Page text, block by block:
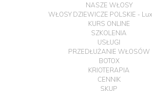
NASZE WŁOSY
WŁOSY DZIEWICZE POLSKIE -
KURS ONLINE
SZKOLENIA
USŁUGI
PRZEDŁUŻANIE WŁOSÓW
BOTOX
KRIOTERAPIA
CENNIK
SKUP